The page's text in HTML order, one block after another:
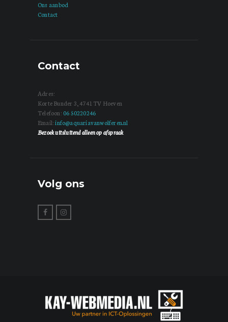
Ons aanbod
Contact
Contact
Adres:
Korte Bunder 3, 4741 TV Hoeven
Telefoon: 06 50220246
Email:info@aquariavanwolferen.nl
Bezoek uitsluitend alleen op afspraak
Volg ons